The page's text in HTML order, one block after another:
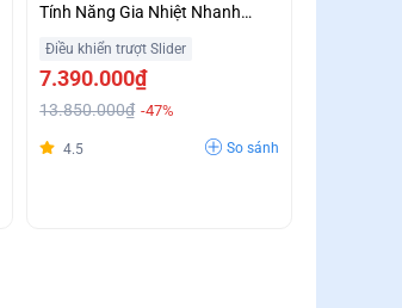
Tính Năng Gia Nhiệt Nhanh
Điều khiển trượt Slider
7.390.000₫
13.850.000₫ -47%
4.5 So sánh